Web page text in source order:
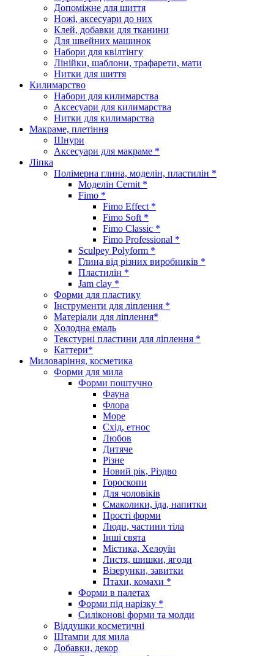
Допоміжне для шиття
Ножі, аксесуари до них
Клей, добавки для тканини
Для швейних машинок
Набори для квілтінгу
Лінійки, шаблони, трафарети, мати
Нитки для шиття
Килимарство
Набори для килимарства
Аксесуари для килимарства
Нитки для килимарства
Макраме, плетіння
Шнури
Аксесуари для макраме *
Ліпка
Полімерна глина, моделін, пластилін *
Моделін Cernit *
Fimo *
Fimo Effect *
Fimo Soft *
Fimo Classic *
Fimo Professional *
Sculpey Polyform *
Глина від різних виробників *
Пластилін *
Jam clay *
Форми для пластику
Інструменти для ліплення *
Матеріали для ліплення*
Холодна емаль
Текстурні пластини для ліплення *
Каттери*
Миловаріння, косметика
Форми для мила
Форми поштучно
Фауна
Флора
Море
Схід, етнос
Любов
Дитяче
Різне
Новий рік, Різдво
Гороскопи
Для чоловіків
Смаколики, їда, напитки
Прості форми
Люди, частини тіла
Інші свята
Містика, Хелоуїн
Листя, шишки, ягоди
Візерунки, завитки
Птахи, комахи *
Форми в палетах
Форми під нарізку *
Силіконові форми та молди
Віддушки косметичні
Штампи для мила
Добавки, декор